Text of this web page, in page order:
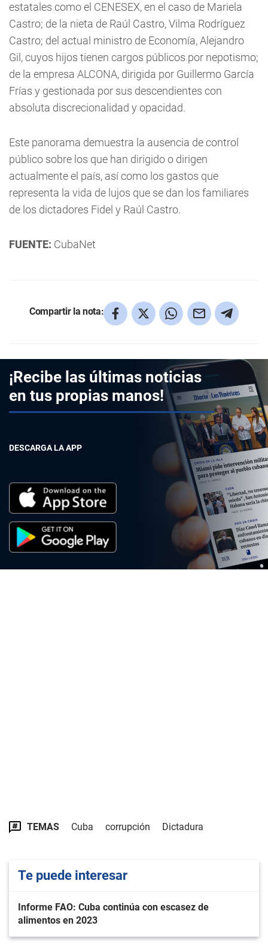
estatales como el CENESEX, en el caso de Mariela
Castro; de la nieta de Raúl Castro, Vilma Rodríguez
Castro; del actual ministro de Economía, Alejandro
Gil, cuyos hijos tienen cargos públicos por nepotismo;
de la empresa ALCONA, dirigida por Guillermo García
Frías y gestionada por sus descendientes con
absoluta discrecionalidad y opacidad.
Este panorama demuestra la ausencia de control
público sobre los que han dirigido o dirigen
actualmente el país, así como los gastos que
representa la vida de lujos que se dan los familiares
de los dictadores Fidel y Raúl Castro.
FUENTE: CubaNet
Compartir la nota:
¡Recibe las últimas noticias
en tus propias manos!
DESCARGA LA APP
TEMAS Cuba corrupción Dictadura
Te puede interesar
Informe FAO: Cuba continúa con escasez de
alimentos en 2023